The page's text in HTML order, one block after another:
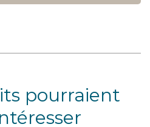
pourraient